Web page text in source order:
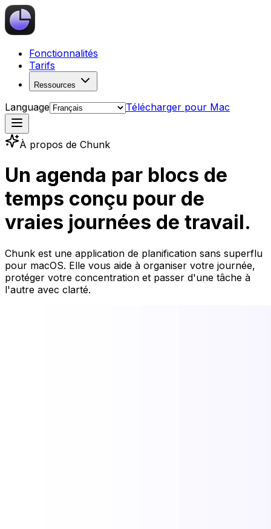
Fonctionnalités
Tarifs
Ressources
Language Télécharger pour Mac
À propos de Chunk
Un agenda par blocs de
temps conçu pour de
vraies journées de travail.
Chunk est une application de planification sans superflu
pour macOS. Elle vous aide à organiser votre journée,
protéger votre concentration et passer d'une tâche à
l'autre avec clarté.